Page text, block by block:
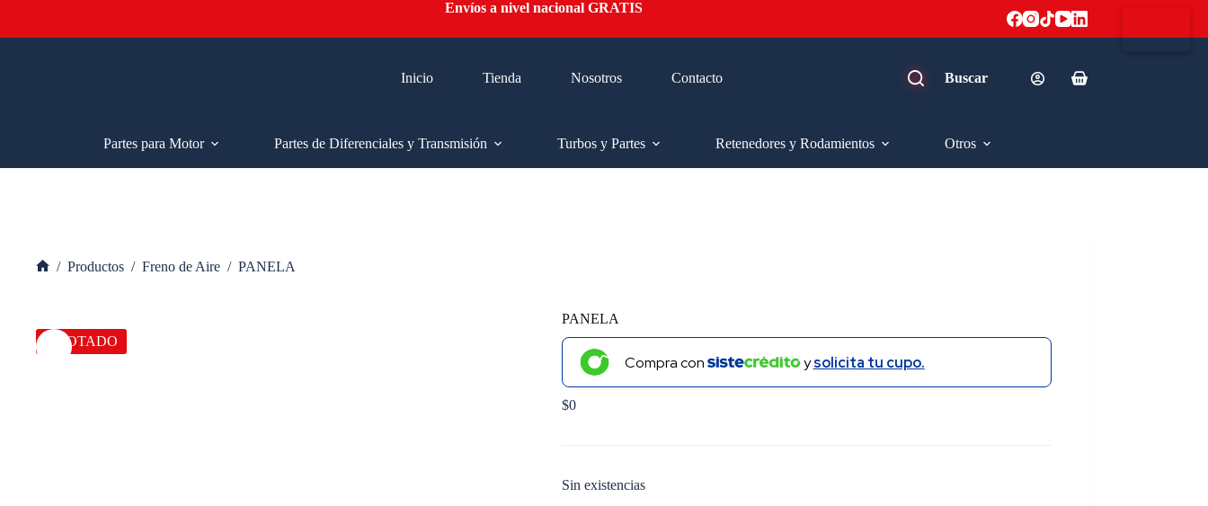
contenido
Envíos a nivel nacional GRATIS
Inicio Tienda Nosotros Contacto
Carro
Partes para Motor
Partes de Diferenciales y Transmisión Turbos y Partes Retenedores y Rodamientos Otros
/ Productos / Freno de Aire / PANELA
AGOTADO
PANELA
Compra con ysolicita tu cupo.
$0
Sin existencias